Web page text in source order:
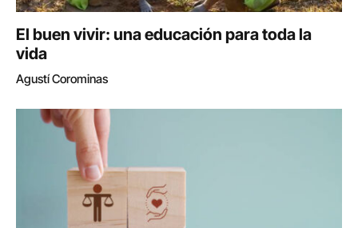
El buen vivir: una educación para toda la
vida
Agustí Corominas